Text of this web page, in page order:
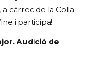
, a càrrec de la Colla
i participa!
Audició de